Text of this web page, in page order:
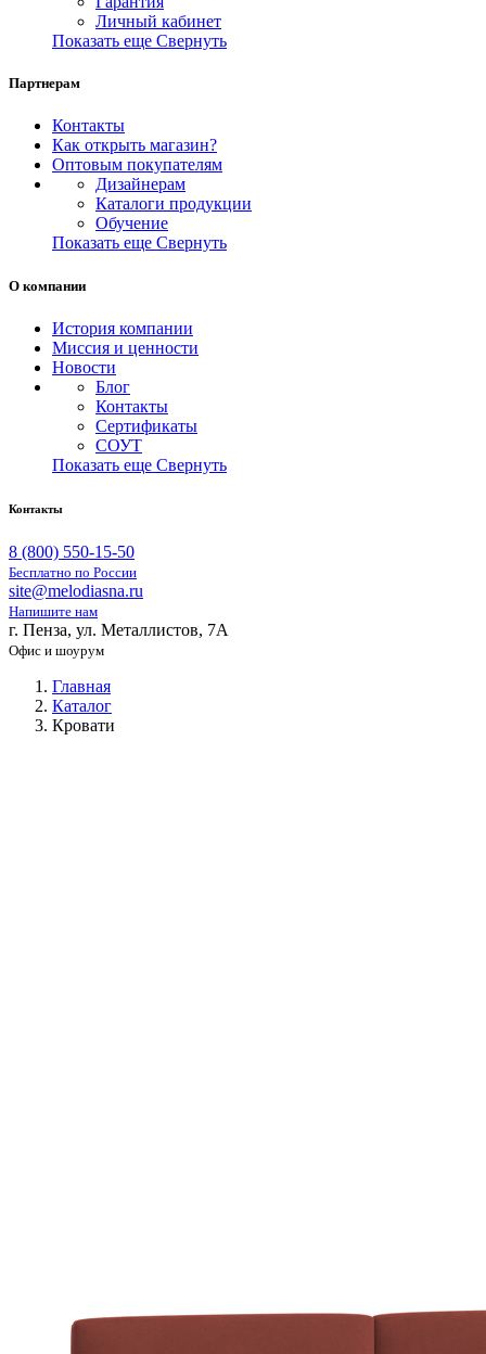
Личный кабинет
Показать еще Свернуть
Партнерам
Контакты
Как открыть магазин?
Оптовым покупателям
Дизайнерам
Каталоги продукции
Обучение
Показать еще Свернуть
О компании
История компании
Миссия и ценности
Новости
Блог
Контакты
Сертификаты
СОУТ
Показать еще Свернуть
Контакты
8 (800) 550-15-50
Бесплатно по России
site@melodiasna.ru
Напишите нам
г. Пенза, ул. Металлистов, 7А
Офис и шоурум
Главная
Каталог
Кровати